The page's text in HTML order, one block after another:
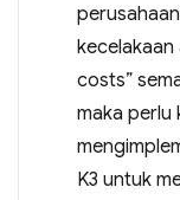
kecelakaan
costs”
maka perlu
K3 untuk